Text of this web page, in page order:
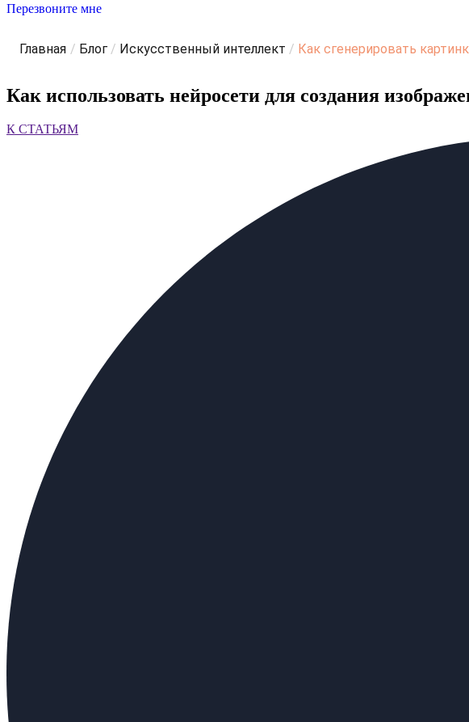
Перезвоните мне
Главная / Блог / Искусственный интеллект / Как сгенерировать
Как использовать нейросети для создания
К СТАТЬЯМ